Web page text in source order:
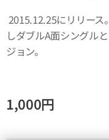
2015.12.25にリリー
しダブルA面シングル
ジョン。
1,000円